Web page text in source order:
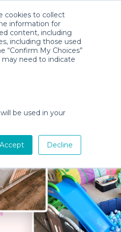
cookies to collect
information for
content, including
including those used
“Confirm My Choices”
need to indicate
be used in your
Accept Decline
Télécharger l'app